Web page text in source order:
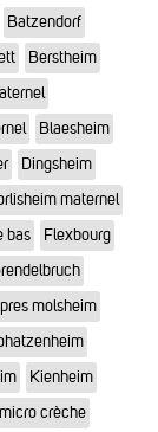
Batzendorf
Berstheim
Blaesheim
Dingsheim
maternel
bas
Flexbourg
molsheim
Kienheim
crèche